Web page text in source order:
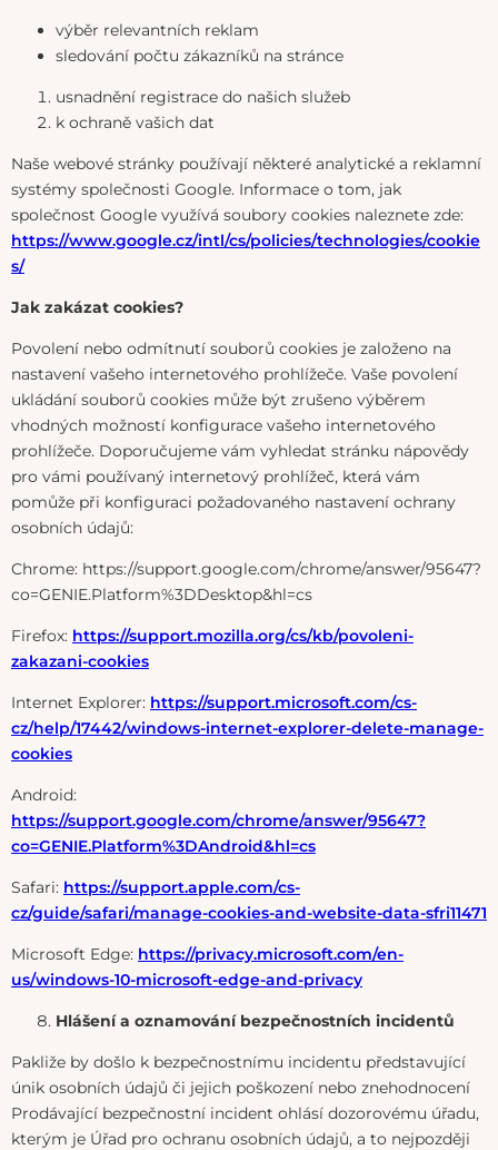
výběr relevantních reklam
sledování počtu zákazníků na stránce
usnadnění registrace do našich služeb
k ochraně vašich dat
Naše webové stránky používají některé analytické a reklamní
systémy společnosti Google. Informace o tom, jak
společnost Google využívá soubory cookies naleznete zde:
https://www.google.cz/intl/cs/policies/technologies/cookie
s/
Jak zakázat cookies?
Povolení nebo odmítnutí souborů cookies je založeno na
nastavení vašeho internetového prohlížeče. Vaše povolení
ukládání souborů cookies může být zrušeno výběrem
vhodných možností konfigurace vašeho internetového
prohlížeče. Doporučujeme vám vyhledat stránku nápovědy
pro vámi používaný internetový prohlížeč, která vám
pomůže při konfiguraci požadovaného nastavení ochrany
osobních údajů:
Chrome: https://support.google.com/chrome/answer/95647?
co=GENIE.Platform%3DDesktop&hl=cs
Firefox: https://support.mozilla.org/cs/kb/povoleni-
zakazani-cookies
Internet Explorer: https://support.microsoft.com/cs-
cz/help/17442/windows-internet-explorer-delete-manage-
cookies
Android:
https://support.google.com/chrome/answer/95647?
co=GENIE.Platform%3DAndroid&hl=cs
Safari: https://support.apple.com/cs-
cz/guide/safari/manage-cookies-and-website-data-sfri11471
Microsoft Edge: https://privacy.microsoft.com/en-
us/windows-10-microsoft-edge-and-privacy
Hlášení a oznamování bezpečnostních incidentů
Pakliže by došlo k bezpečnostnímu incidentu představující
únik osobních údajů či jejich poškození nebo znehodnocení
Prodávající bezpečnostní incident ohlásí dozorovému úřadu,
kterým je Úřad pro ochranu osobních údajů, a to nejpozději